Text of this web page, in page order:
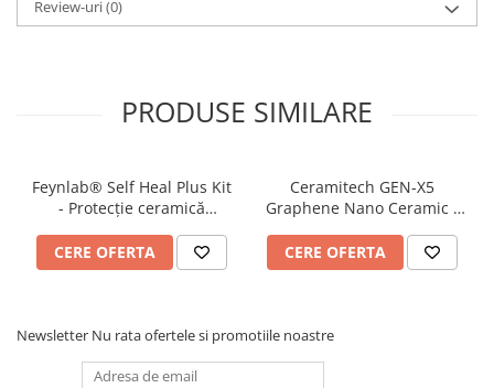
Caracteristici:
Crește protecția împotriva razelor UVA și UVB.
Proprietăți hidrofobe și de auto-curățate
Vinil și PPF.
Review-uri(0)
PRODUSE SIMILARE
Feynlab® Self Heal Plus Kit
- Protecție ceramică
CERE OFERTA
Ceramitech GEN-X5
Graphene Nano Ceramic -
profesională (50ml)
CERE OFERTA
Newsletter Nu rata ofertele si promotiile noastre